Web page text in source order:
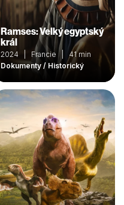
Ramses: Velký egyptský
král
2024 | Francie | 41 min
Dokumenty / Historický